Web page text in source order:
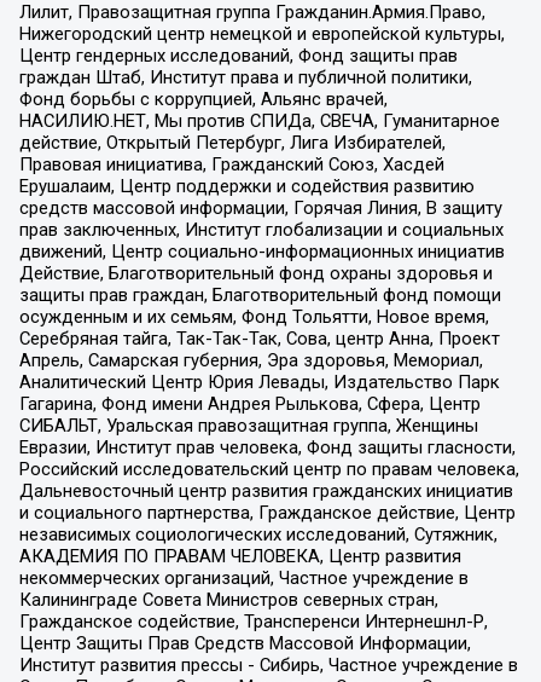
Лилит, Правозащитная группа Гражданин.Армия.Право,
Нижегородский центр немецкой и европейской культуры,
Центр гендерных исследований, Фонд защиты прав
граждан Штаб, Институт права и публичной политики,
Фонд борьбы с коррупцией, Альянс врачей,
НАСИЛИЮ.НЕТ, Мы против СПИДа, СВЕЧА, Гуманитарное
действие, Открытый Петербург, Лига Избирателей,
Правовая инициатива, Гражданский Союз, Хасдей
Ерушалаим, Центр поддержки и содействия развитию
средств массовой информации, Горячая Линия, В защиту
прав заключенных, Институт глобализации и социальных
движений, Центр социально-информационных инициатив
Действие, Благотворительный фонд охраны здоровья и
защиты прав граждан, Благотворительный фонд помощи
осужденным и их семьям, Фонд Тольятти, Новое время,
Серебряная тайга, Так-Так-Так, Сова, центр Анна, Проект
Апрель, Самарская губерния, Эра здоровья, Мемориал,
Аналитический Центр Юрия Левады, Издательство Парк
Гагарина, Фонд имени Андрея Рылькова, Сфера, Центр
СИБАЛЬТ, Уральская правозащитная группа, Женщины
Евразии, Институт прав человека, Фонд защиты гласности,
Российский исследовательский центр по правам человека,
Дальневосточный центр развития гражданских инициатив
и социального партнерства, Гражданское действие, Центр
независимых социологических исследований, Сутяжник,
АКАДЕМИЯ ПО ПРАВАМ ЧЕЛОВЕКА, Центр развития
некоммерческих организаций, Частное учреждение в
Калининграде Совета Министров северных стран,
Гражданское содействие, Трансперенси Интернешнл-Р,
Центр Защиты Прав Средств Массовой Информации,
Институт развития прессы - Сибирь, Частное учреждение в